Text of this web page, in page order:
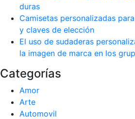
duras
Camisetas personalizadas
y claves de elección
El uso de sudaderas
la imagen de marca en los
Categorías
Amor
Arte
Automovil